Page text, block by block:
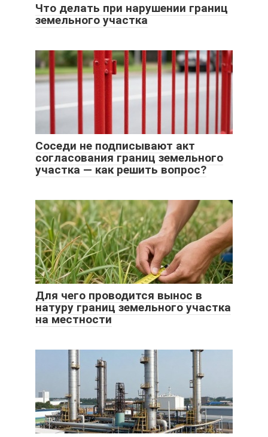
Что делать при нарушении границ
земельного участка
Соседи не подписывают акт
согласования границ земельного
участка — как решить вопрос?
Для чего проводится вынос в
натуру границ земельного участка
на местности